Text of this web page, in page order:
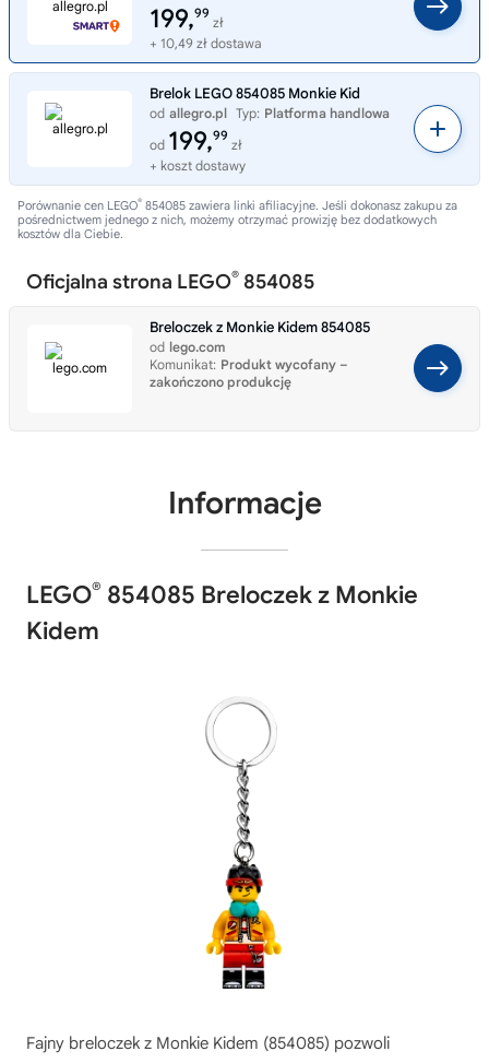
199,99
zł
+ 10,49 zł dostawa
Brelok LEGO 854085 Monkie Kid
od allegro.pl Typ: Platforma handlowa
od 199,99
zł
+ koszt dostawy
Porównanie cen LEGO® 854085 zawiera linki afiliacyjne. Jeśli dokonasz zakupu za
pośrednictwem jednego z nich, możemy otrzymać prowizję bez dodatkowych
kosztów dla Ciebie.
Oficjalna strona LEGO® 854085
Breloczek z Monkie Kidem 854085
od lego.com
Komunikat: Produkt wycofany –
zakończono produkcję
Informacje
LEGO® 854085 Breloczek z Monkie
Kidem
Fajny breloczek z Monkie Kidem (854085) pozwoli